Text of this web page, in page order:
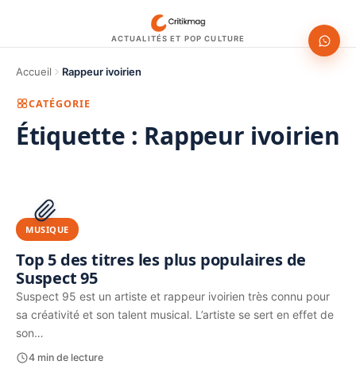
ACTUALITÉS ET POP CULTURE
Accueil Rappeur ivoirien
CATÉGORIE
Étiquette : Rappeur ivoirien
PUBLICITÉ
MUSIQUE
Top 5 des titres les plus populaires de
Suspect 95
Suspect 95 est un artiste et rappeur ivoirien très connu pour
sa créativité et son talent musical. L’artiste se sert en effet de
son…
4 min de lecture